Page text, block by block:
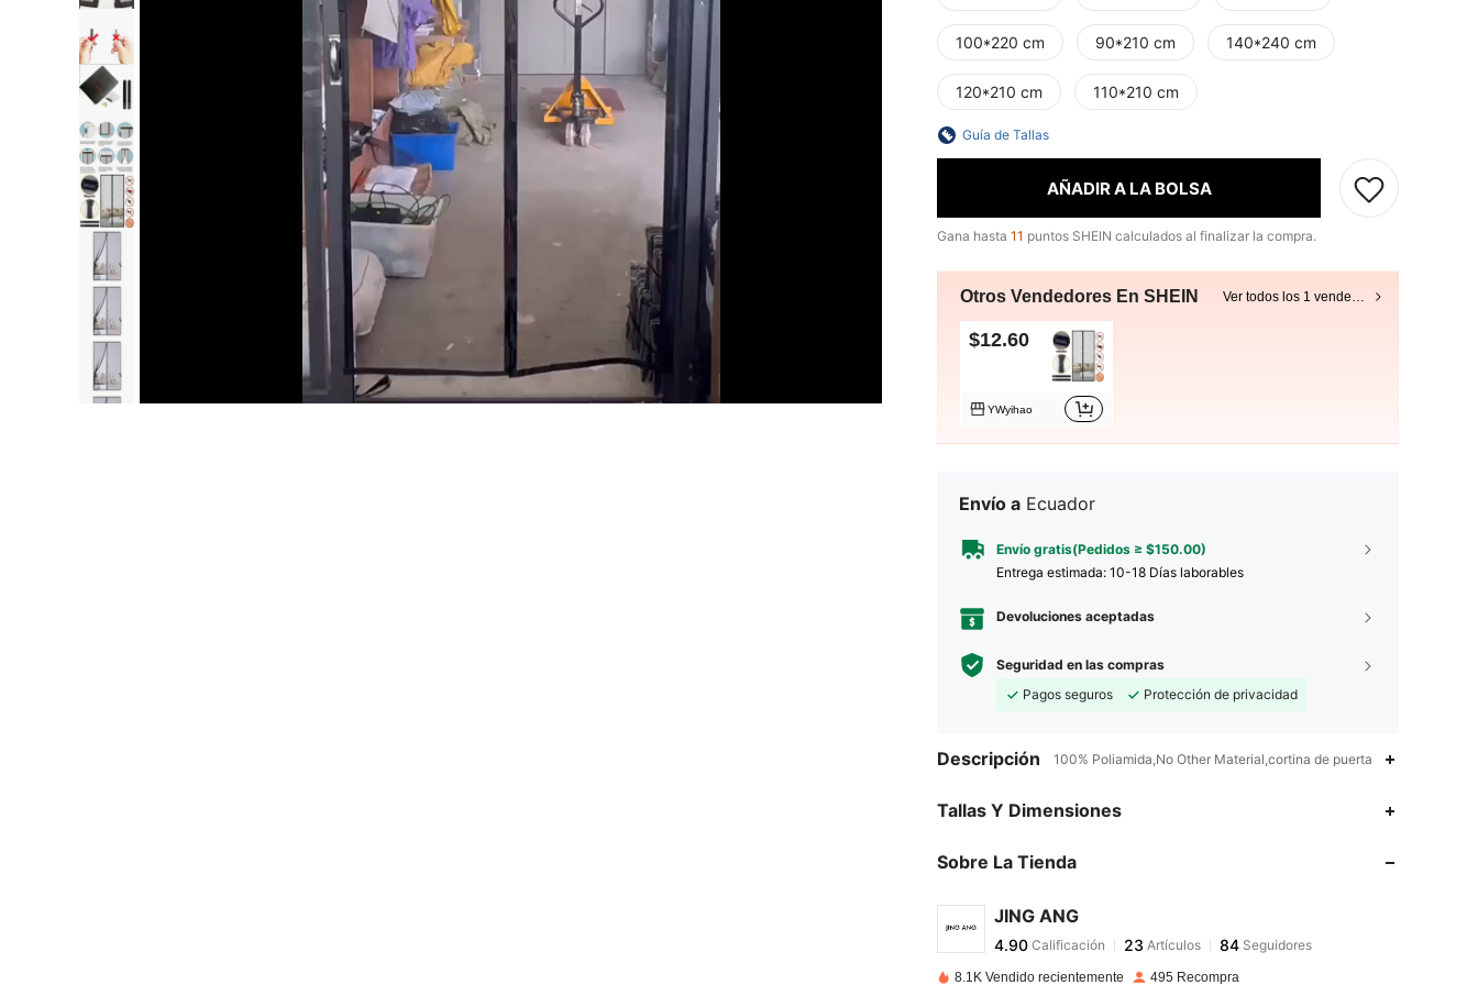
100*220 cm 90*210 cm 140*240 cm
120*210 cm 110*210 cm
Guía de Tallas
AÑADIR A LA BOLSA
Gana hasta 11 puntos SHEIN calculados al finalizar la compra.
Otros Vendedores En SHEIN Ver todos los 1 vendedores
$12.60
YWyihao
Envío a Ecuador
Envío gratis(Pedidos ≥ $150.00)
Entrega estimada: 10-18 Días laborables
Devoluciones aceptadas
Seguridad en las compras
Pagos seguros
Protección de privacidad
Descripción 100% Poliamida,No Other Material,cortina de puerta
Tallas Y Dimensiones
Sobre La Tienda
JING ANG
4.90
4.90Calificación
c***7seguidoHace 1 día
8.1K Vendido recientemente 495 Recompra